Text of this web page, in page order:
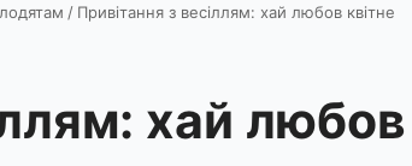
/ Привітання з весіллям: хай любов квітне
хай любов